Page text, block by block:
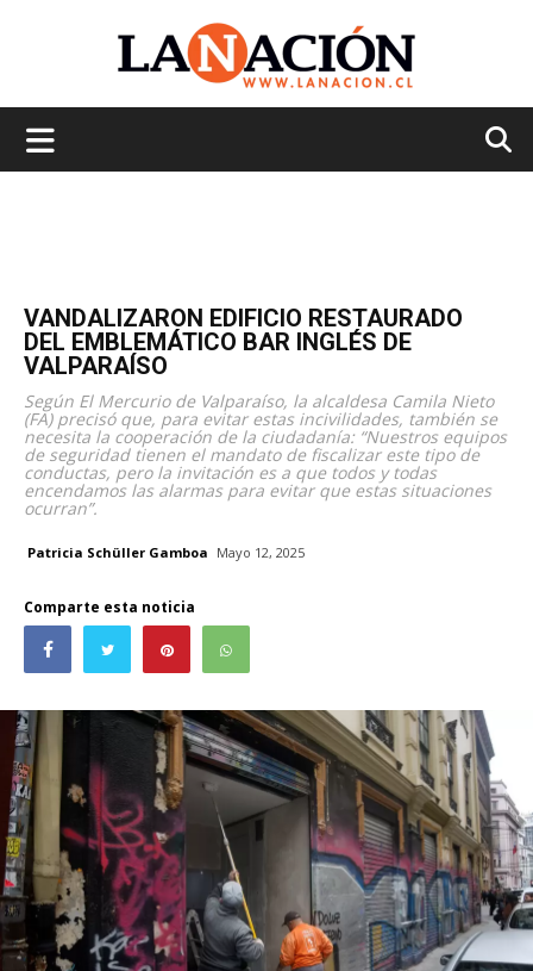
VANDALIZARON EDIFICIO RESTAURADO
DEL EMBLEMÁTICO BAR INGLÉS DE
VALPARAÍSO
Según El Mercurio de Valparaíso, la alcaldesa Camila Nieto
(FA) precisó que, para evitar estas incivilidades, también se
necesita la cooperación de la ciudadanía: “Nuestros equipos
de seguridad tienen el mandato de fiscalizar este tipo de
conductas, pero la invitación es a que todos y todas
encendamos las alarmas para evitar que estas situaciones
ocurran”.
Patricia Schüller Gamboa Mayo 12, 2025
Comparte esta noticia